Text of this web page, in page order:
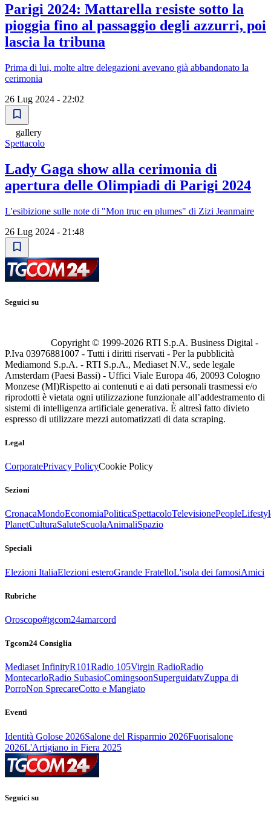
Parigi 2024: Mattarella resiste sotto la
pioggia fino al passaggio degli azzurri, poi
lascia la tribuna
Prima di lui, molte altre delegazioni avevano già abbandonato la
cerimonia
26 Lug 2024 - 22:02
gallery
Spettacolo
Lady Gaga show alla cerimonia di
apertura delle Olimpiadi di Parigi 2024
L'esibizione sulle note di "Mon truc en plumes" di Zizi Jeanmaire
26 Lug 2024 - 21:48
Seguici su
Copyright © 1999-2026 RTI S.p.A. Business Digital -
P.Iva 03976881007 - Tutti i diritti riservati - Per la pubblicità
Mediamond S.p.A. - RTI S.p.A., Mediaset N.V., sede legale
Amsterdam (Paesi Bassi) - Uffici Viale Europa 46, 20093 Cologno
Monzese (MI)Rispetto ai contenuti e ai dati personali trasmessi e/o
riprodotti è vietata ogni utilizzazione funzionale all’addestramento di
sistemi di intelligenza artificiale generativa. È altresì fatto divieto
espresso di utilizzare mezzi automatizzati di data scraping.
Legal
CorporatePrivacy PolicyCookie Policy
Sezioni
CronacaMondoEconomiaPoliticaSpettacoloTelevisionePeople
PlanetCulturaSaluteScuolaAnimaliSpazio
Speciali
Elezioni ItaliaElezioni esteroGrande FratelloL'isola dei famosiAmici
Rubriche
Oroscopo#tgcom24amarcord
Tgcom24 Consiglia
Mediaset InfinityR101Radio 105Virgin RadioRadio
MontecarloRadio SubasioComingsoonSuperguidatvZuppa di
PorroNon SprecareCotto e Mangiato
Eventi
Identità Golose 2026Salone del Risparmio 2026Fuorisalone
2026L'Artigiano in Fiera 2025
Seguici su